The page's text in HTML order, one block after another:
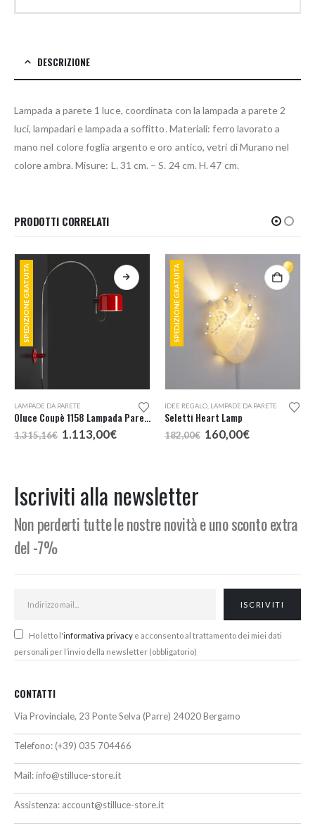
DESCRIZIONE
Lampada a parete 1 luce, coordinata con la lampada a parete 2
luci, lampadari e lampada a soffitto. Materiali: ferro lavorato a
mano nel colore foglia argento e oro antico, vetri di Murano nel
colore ambra. Misure: L. 31 cm. – S. 24 cm. H. 47 cm.
PRODOTTI CORRELATI
SPEDIZIONE GRATUITA
Questo prodotto ha più varianti. Le opzioni possono essere scelte nella pagina del prodotto
LAMPADE DA PARETE
Oluce Coupè 1158 Lampada Parete
1.315,16€ Il
prezzo
1.113,00€Il
SPEDIZIONE GRATUITA
IDEE REGALO LAMPADE DA PARETE
Seletti Heart Lamp
182,00€ Il
prezzo
160,00€Il
Iscriviti alla newsletter
Non perderti tutte le nostre novità e uno sconto extra
del -7%
Ho letto l'informativa privacy e acconsento al trattamento dei miei dati
personali per l’invio della newsletter (obbligatorio)
CONTATTI
Via Provinciale, 23 Ponte Selva (Parre) 24020 Bergamo
Telefono: (+39) 035 704466
Mail:info@stilluce-store.it
Assistenza: account@stilluce-store.it